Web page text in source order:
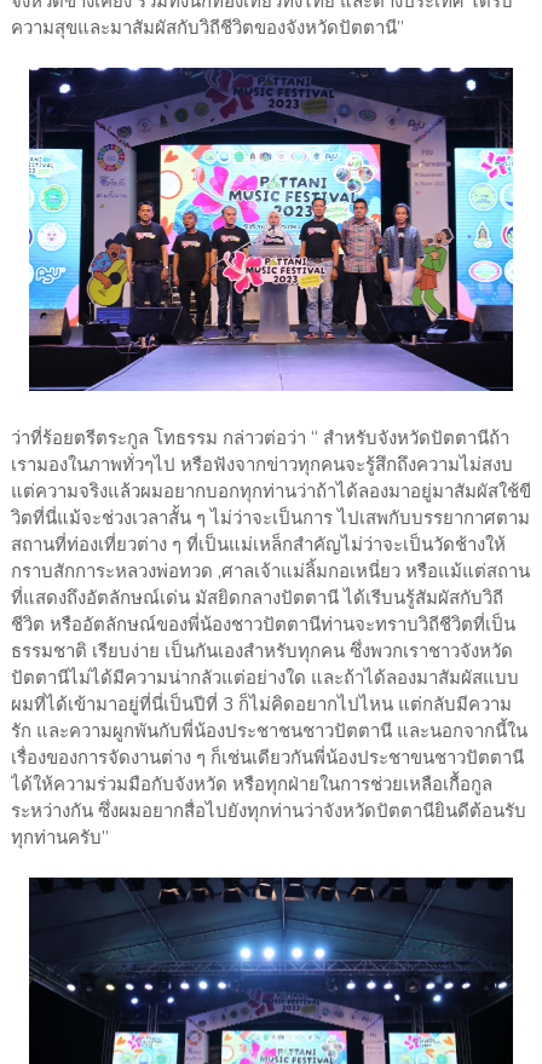
ความสุขและมาสัมผัสกับวิถีชีวิตของจังหวัดปัตตานี”
ว่าที่ร้อยตรีตระกูล โทธรรม กล่าวต่อว่า “ สำหรับจังหวัดปัตตานีถ้า
เรามองในภาพทั่วๆไป หรือฟังจากข่าวทุกคนจะรู้สึกถึงความไม่สงบ
แต่ความจริงแล้วผมอยากบอกทุกท่านว่าถ้าได้ลองมาอยู่มาสัมผัสใช้ขี
วิตที่นี่แม้จะช่วงเวลาสั้น ๆ ไม่ว่าจะเป็นการ ไปเสพกับบรรยากาศตาม
สถานที่ท่องเที่ยวต่าง ๆ ที่เป็นแม่เหล็กสำคัญไม่ว่าจะเป็นวัดช้างให้
กราบสักการะหลวงพ่อทวด ,ศาลเจ้าแม่ลิ้มกอเหนี่ยว หรือแม้แต่สถาน
ที่แสดงถึงอัตลักษณ์เด่น มัสยิดกลางปัตตานี ได้เรีบนรู้สัมผัสกับวิถี
ชีวิต หรืออัตลักษณ์ของพี่น้องชาวปัตตานีท่านจะทราบวิถีชีวิตที่เป็น
ธรรมชาติ เรียบง่าย เป็นกันเองสำหรับทุกคน ซึ่งพวกเราชาวจังหวัด
ปัตตานีไม่ได้มีความน่ากลัวแต่อย่างใด และถ้าได้ลองมาสัมผัสแบบ
ผมที่ได้เข้ามาอยู่ที่นี่เป็นปีที่ 3 ก็ไม่คิดอยากไปไหน แต่กลับมีความ
รัก และความผูกพันกับพี่น้องประชาชนชาวปัตตานี และนอกจากนี้ใน
เรื่องของการจัดงานต่าง ๆ ก็เช่นเดียวกันพี่น้องประชาขนชาวปัตตานี
ได้ให้ความร่วมมือกับจังหวัด หรือทุกฝ่ายในการช่วยเหลือเกื้อกูล
ระหว่างกัน ซึ่งผมอยากสื่อไปยังทุกท่านว่าจังหวัดปัตตานียินดีต้อนรับ
ทุกท่านครับ”